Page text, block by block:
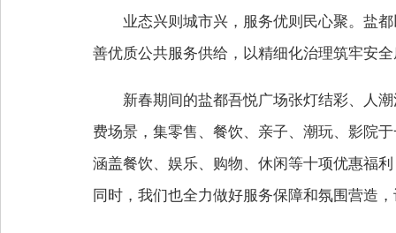
业态兴则城市兴，服务优则民心聚。盐
善优质公共服务供给，以精细化治理筑牢安
新春期间的盐都吾悦广场张灯结彩、人
费场景，集零售、餐饮、亲子、潮玩、影院
涵盖餐饮、娱乐、购物、休闲等十项优惠福
同时，我们也全力做好服务保障和氛围营造